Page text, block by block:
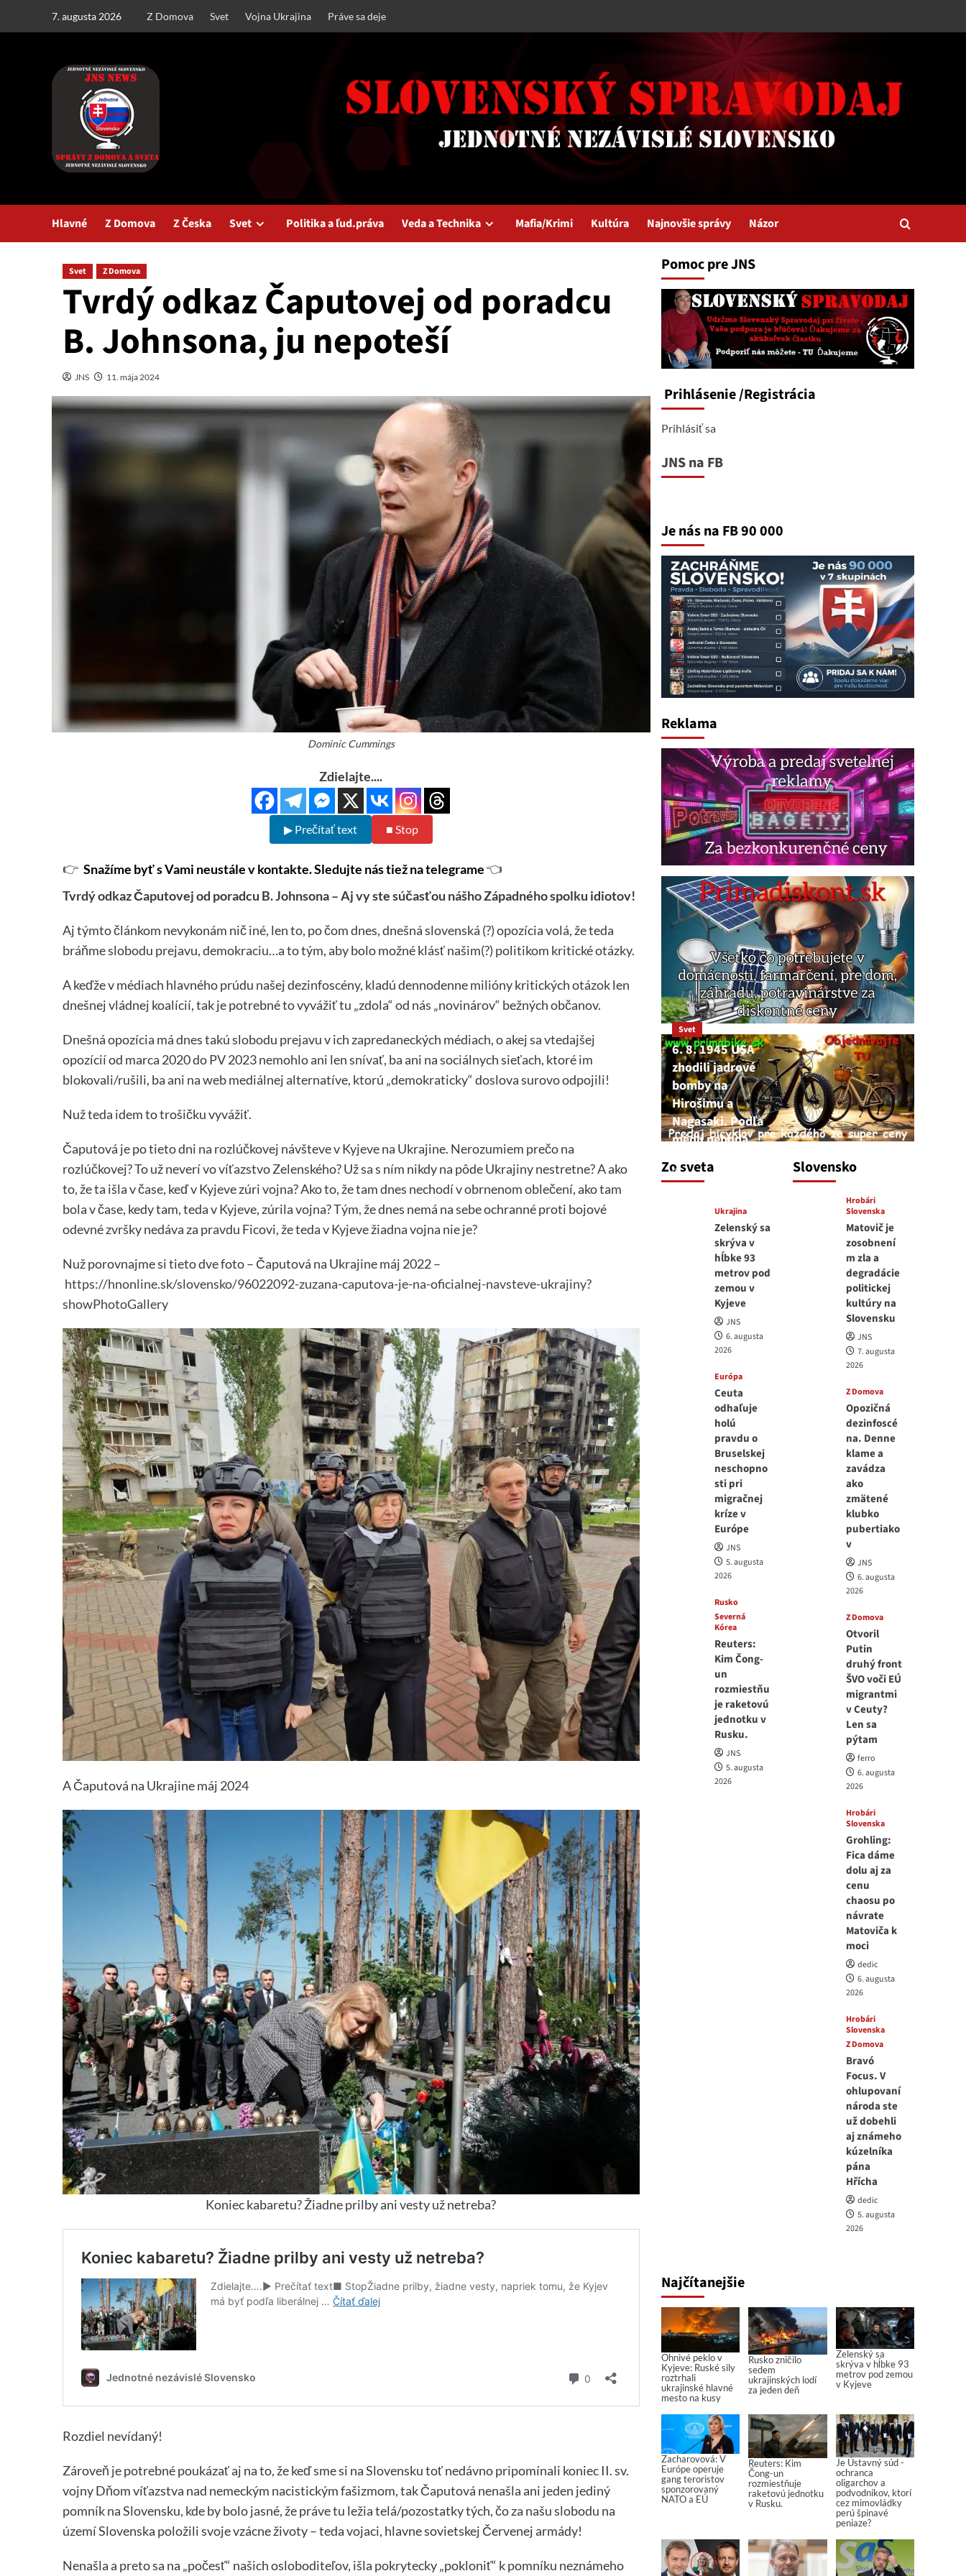
7. augusta 2026 Z Domova Svet Vojna Ukrajina Práve sa deje
Hlavné Z Domova Z Česka Svet Politika a ľud.práva Veda a Technika Mafia/Krimi Kultúra Najnovšie správy Názor
Svet Z Domova
Tvrdý odkaz Čaputovej od poradcu
B. Johnsona, ju nepoteší
JNS 11. mája 2024
Dominic Cummings
Zdielajte....
▶ Prečítať text ■ Stop
👉 Snažíme byť s Vami neustále v kontakte. Sledujte nás tiež na telegrame👈
Tvrdý odkaz Čaputovej od poradcu B. Johnsona – Aj vy ste súčasťou nášho Západného spolku idiotov!
Aj týmto článkom nevykonám nič iné, len to, po čom dnes, dnešná slovenská (?) opozícia volá, že teda
bráňme slobodu prejavu, demokraciu…a to tým, aby bolo možné klásť našim(?) politikom kritické otázky.
A keďže v médiach hlavného prúdu našej dezinfoscény, kladú dennodenne milióny kritických otázok len
dnešnej vládnej koalícií, tak je potrebné to vyvážiť tu „zdola“ od nás „novinárov“ bežných občanov.
Dnešná opozícia má dnes takú slobodu prejavu v ich zapredaneckých médiach, o akej sa vtedajšej
opozícií od marca 2020 do PV 2023 nemohlo ani len snívať, ba ani na sociálnych sieťach, ktoré im
blokovali/rušili, ba ani na web mediálnej alternatíve, ktorú „demokraticky“ doslova surovo odpojili!
Nuž teda idem to trošičku vyvážiť.
Čaputová je po tieto dni na rozlúčkovej návšteve v Kyjeve na Ukrajine. Nerozumiem prečo na
rozlúčkovej? To už neverí vo víťazstvo Zelenského? Už sa s ním nikdy na pôde Ukrajiny nestretne? A ako
to, že ta išla v čase, keď v Kyjeve zúri vojna? Ako to, že tam dnes nechodí v obrnenom oblečení, ako tam
bola v čase, kedy tam, teda v Kyjeve, zúrila vojna? Tým, že dnes nemá na sebe ochranné proti bojové
odevné zvršky nedáva za pravdu Ficovi, že teda v Kyjeve žiadna vojna nie je?
Nuž porovnajme si tieto dve foto – Čaputová na Ukrajine máj 2022 –
https://hnonline.sk/slovensko/96022092-zuzana-caputova-je-na-oficialnej-navsteve-ukrajiny?
showPhotoGallery
A Čaputová na Ukrajine máj 2024
Koniec kabaretu? Žiadne prilby ani vesty už netreba?
Rozdiel nevídaný!
Zároveň je potrebné poukázať aj na to, že keď sme si na Slovensku toť nedávno pripomínali koniec II. sv.
vojny Dňom víťazstva nad nemeckým nacistickým fašizmom, tak Čaputová nenašla ani jeden jediný
pomník na Slovensku, kde by bolo jasné, že práve tu ležia telá/pozostatky tých, čo za našu slobodu na
území Slovenska položili svoje vzácne životy – teda vojaci, hlavne sovietskej Červenej armády!
Nenašla a preto sa na „počesť“ našich osloboditeľov, išla pokrytecky „pokloniť“ k pomníku neznámeho
Pomoc pre JNS
Prihlásenie/Registrácia
Prihlásiť sa
JNS na FB
Je nás na FB 90 000
Reklama
Zo sveta
Svet
6. 8. 1945 USA
zhodili jadrové
bomby na
Hirošimu a
Nagasaki. Podľa
médií nehoda
6. augusta 2026
Ukrajina
Zelenský sa
skrýva v
hĺbke 93
metrov pod
zemou v
Kyjeve
JNS
6. augusta
2026
Európa
Ceuta
odhaľuje
holú
pravdu o
Bruselskej
neschopno
sti pri
migračnej
kríze v
Európe
JNS
5. augusta
2026
Rusko
Severná
Kórea
Reuters:
Kim Čong-
un
rozmiestňu
je raketovú
jednotku v
Rusku.
JNS
5. augusta
2026
Slovensko
Hrobári
Slovenska
Matovič je
zosobnení
m zla a
degradácie
politickej
kultúry na
Slovensku
JNS
7. augusta
2026
Z Domova
Opozičná
dezinfoscé
na. Denne
klame a
zavádza
ako
zmätené
klubko
pubertiako
v
JNS
6. augusta
2026
Z Domova
Otvoril
Putin
druhý front
ŠVO voči EÚ
migrantmi
v Ceuty?
Len sa
pýtam
ferro
6. augusta
2026
Hrobári
Slovenska
Grohling:
Fica dáme
dolu aj za
cenu
chaosu po
návrate
Matoviča k
moci
dedic
6. augusta
2026
Hrobári
Slovenska
Z Domova
Bravó
Focus. V
ohlupovaní
národa ste
už dobehli
aj známeho
kúzelníka
pána
Hřícha
dedic
5. augusta
2026
Najčítanejšie
Ohnivé peklo v
Kyjeve: Ruské sily
roztrhali
ukrajinské hlavné
mesto na kusy
Rusko zničilo
sedem
ukrajinských lodí
za jeden deň
Zelenský sa
skrýva v hĺbke 93
metrov pod zemou
v Kyjeve
Zacharovová: V
Európe operuje
gang teroristov
sponzorovaný
NATO a EÚ
Reuters: Kim
Čong-un
rozmiestňuje
raketovú jednotku
v Rusku.
Je Ústavný súd -
ochranca
oligarchov a
podvodníkov, ktorí
cez mimovládky
perú špinavé
peniaze?